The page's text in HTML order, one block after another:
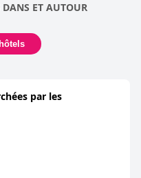
ET AUTOUR
par les